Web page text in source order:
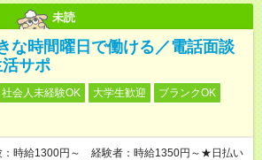
未読
な時間曜日で働ける／電話面談
サポ
社会人未経験OK 大学生歓迎
ブランクOK
：時給1300円～ 経験者：時給1350円～★日払い